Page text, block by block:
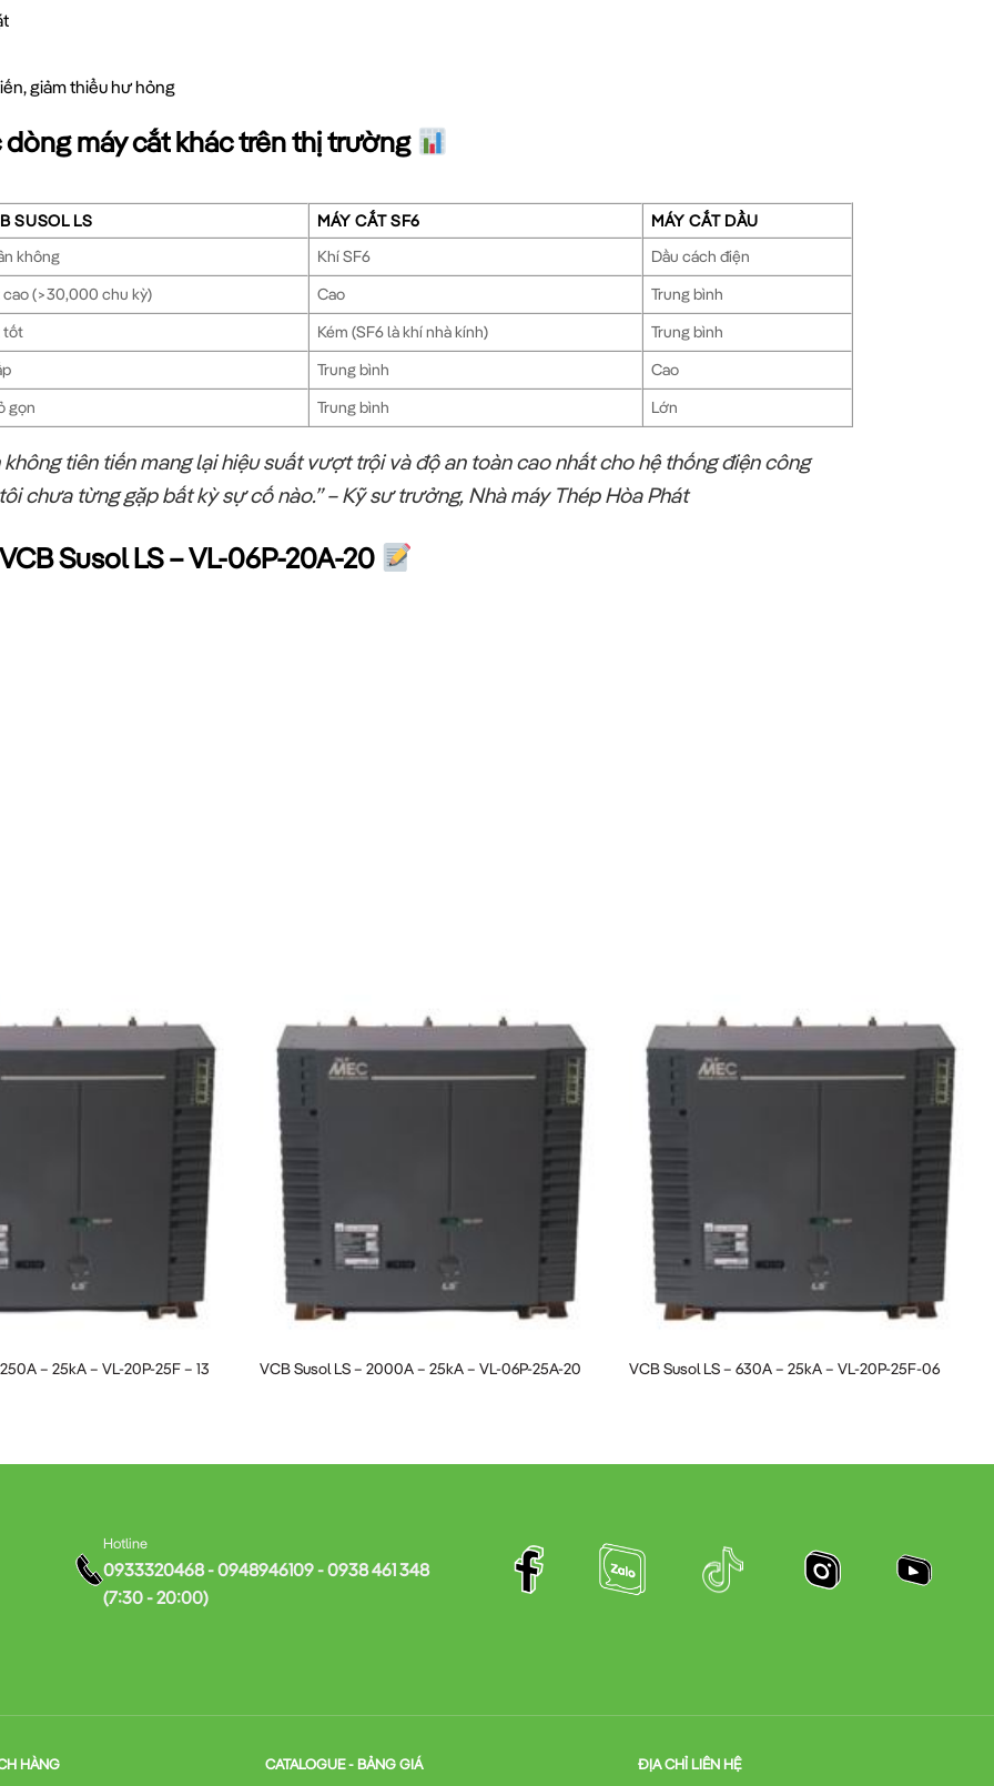
giảm thiểu hư hỏng
dòng máy cắt khác trên thị trường
SUSOL LS MÁY CẮT SF6
MÁY CẮT DẦU
không Khí SF6
Dầu cách điện
cao (>30,000 chu kỳ) Cao
Trung bình
tốt Kém (SF6 là khí nhà kính)
Trung bình
Trung bình
Cao
gọn Trung bình Lớn
tiên tiến mang lại hiệu suất vượt trội và độ an toàn cao nhất cho hệ thống điện công
chưa từng gặp bất kỳ sự cố nào.” – Kỹ sư trưởng, Nhà máy Thép Hòa Phát
Susol LS – VL-06P-20A-20
thế
toàn cho lưới điện nội bộ
– 25kA – VL-20P-25F – 13 VCB Susol LS – 2000A – 25kA – VL-06P-25A-20 VCB Susol LS – 630A – 25kA – VL-20P-25F-06
Hotline
0933320468 - 0948946109 - 0938 461 348
(7:30 - 20:00)
HÀNG CATALOGUE - BẢNG GIÁ ĐỊA CHỈ LIÊN HỆ